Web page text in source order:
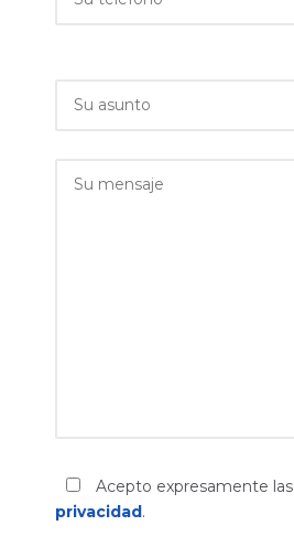
Acepto expresamente las
privacidad.